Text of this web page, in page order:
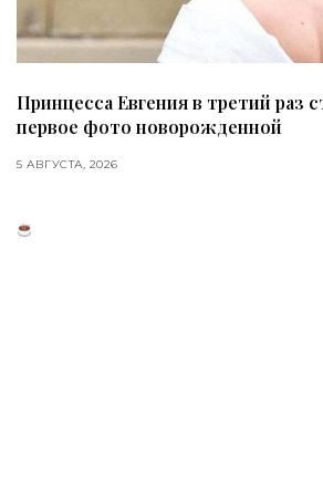
Принцесса Евгения в третий раз
первое фото новорожденной
5 АВГУСТА, 2026